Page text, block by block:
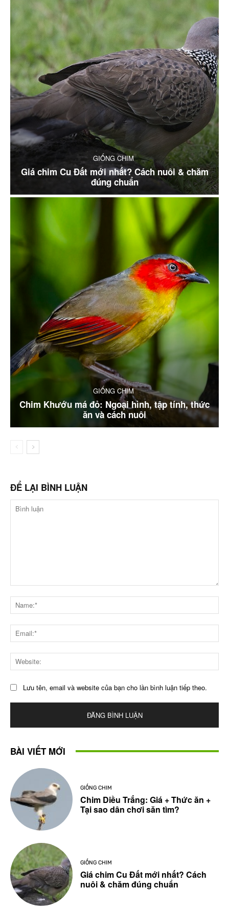
GIỐNG CHIM
Giá chim Cu Đất mới nhất? Cách nuôi & chăm
đúng chuẩn
GIỐNG CHIM
Chim Khướu má đỏ: Ngoại hình, tập tính, thức
ăn và cách nuôi
ĐỂ LẠI BÌNH LUẬN
luận
Lưu tên, email và website của bạn cho lần bình luận tiếp theo.
BÀI VIẾT MỚI
GIỐNG CHIM
Chim Diều Trắng: Giá + Thức ăn +
Tại sao dân chơi săn tìm?
GIỐNG CHIM
Giá chim Cu Đất mới nhất? Cách
nuôi & chăm đúng chuẩn